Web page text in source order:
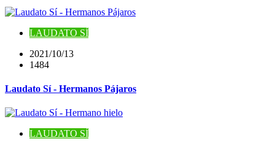
LAUDATO SÍ
2021/10/13
1484
Laudato Sí - Hermanos Pájaros
LAUDATO SÍ